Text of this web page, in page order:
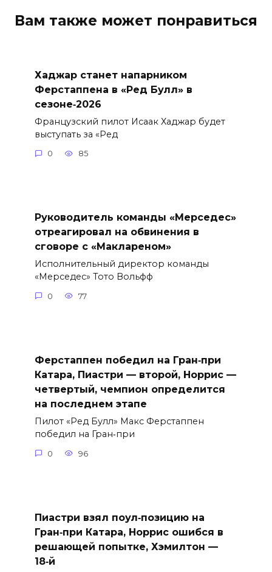
Вам также может понравиться
Хаджар станет напарником
Ферстаппена в «Ред Булл» в
сезоне‑2026
Французский пилот Исаак Хаджар будет
выступать за «Ред
0 85
Руководитель команды «Мерседес»
отреагировал на обвинения в
сговоре с «Маклареном»
Исполнительный директор команды
«Мерседес» Тото Вольфф
0 77
Ферстаппен победил на Гран‑при
Катара, Пиастри — второй, Норрис —
четвертый, чемпион определится
на последнем этапе
Пилот «Ред Булл» Макс Ферстаппен
победил на Гран‑при
0 96
Пиастри взял поул‑позицию на
Гран‑при Катара, Норрис ошибся в
решающей попытке, Хэмилтон —
18‑й